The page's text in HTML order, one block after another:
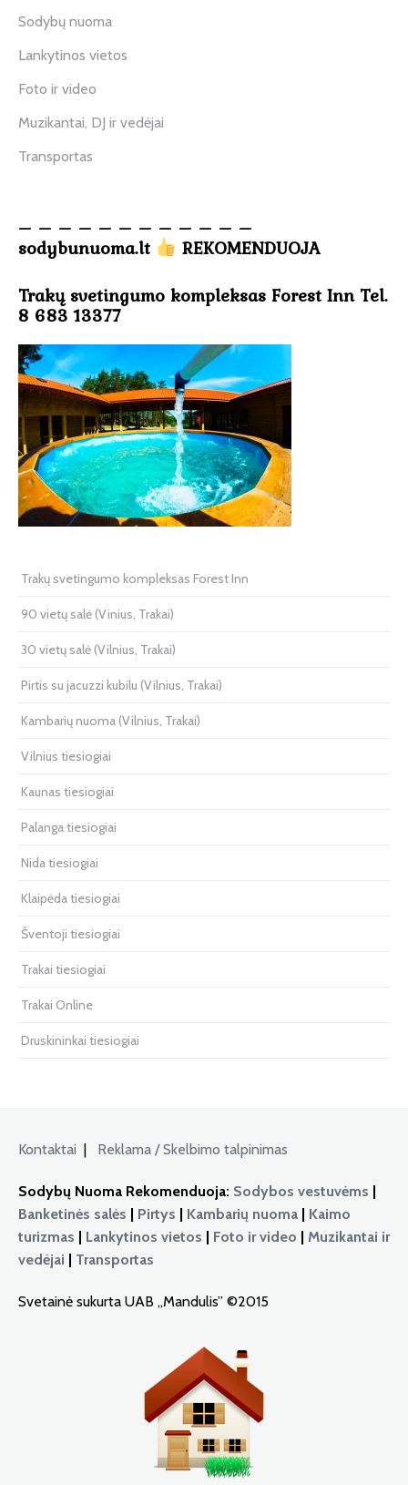
Sodybų nuoma
Lankytinos vietos
Foto ir video
Muzikantai, DJ ir vedėjai
Transportas
– – – – – – – – – – – –
sodybunuoma.lt
REKOMENDUOJA
Trakų svetingumo kompleksas Forest Inn Tel.
8 683 13377
Trakų svetingumo kompleksas Forest Inn
90 vietų salė (Vinius, Trakai)
30 vietų salė (Vilnius, Trakai)
Pirtis su jacuzzi kubilu (Vilnius, Trakai)
Kambarių nuoma (Vilnius, Trakai)
Vilnius tiesiogiai
Kaunas tiesiogiai
Palanga tiesiogiai
Nida tiesiogiai
Klaipėda tiesiogiai
Šventoji tiesiogiai
Trakai tiesiogiai
Trakai Online
Druskininkai tiesiogiai
Kontaktai | Reklama / Skelbimo talpinimas
Sodybų Nuoma Rekomenduoja: Sodybos vestuvėms |
Banketinės salės | Pirtys | Kambarių nuoma | Kaimo
turizmas | Lankytinos vietos | Foto ir video | Muzikantai ir
vedėjai | Transportas
Svetainė sukurta UAB „Mandulis” ©2015